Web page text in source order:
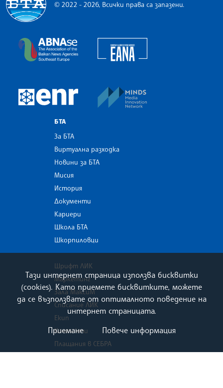
© 2022 - 2026, Всички права са запазени.
The Assocoation of the Balkan News Agencies
European Newsroom
БТА
За БТА
Виртуална разходка
Новини за БТА
Мисия
История
Документи
Кариери
Школа БТА
Шкорпиловци
Шрифт ЛИК
Маркетинг
Зала МаксиМ
Списание ЛИК
Екип
Контакти
Плащания в СЕБРА
Тази интернет страница използва бисквитки
(cookies). Като приемете бисквитките, можете
да се възползвате от оптималното поведение на
интернет страницата.
Приемане
Повече информация